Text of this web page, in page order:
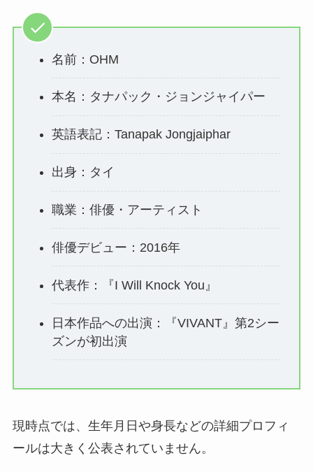
名前：OHM
本名：タナパック・ジョンジャイパー
英語表記：Tanapak Jongjaiphar
出身：タイ
職業：俳優・アーティスト
俳優デビュー：2016年
代表作：『I Will Knock You』
日本作品への出演：『VIVANT』第2シー
ズンが初出演
現時点では、生年月日や身長などの詳細プロフィ
ールは大きく公表されていません。